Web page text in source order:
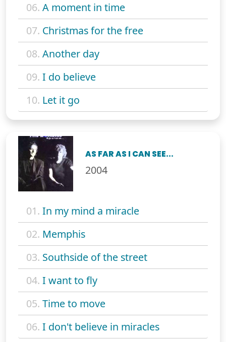
06. A moment in time
07. Christmas for the free
08. Another day
09. I do believe
10. Let it go
AS FAR AS I CAN SEE...
2004
01. In my mind a miracle
02. Memphis
03. Southside of the street
04. I want to fly
05. Time to move
06. I don't believe in miracles